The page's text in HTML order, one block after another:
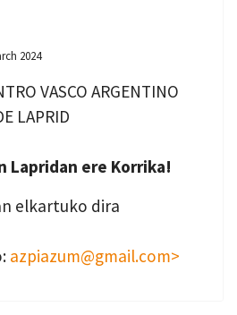
2024
VASCO ARGENTINO
LAPRID
Lapridan ere Korrika!
elkartuko dira
azpiazum@gmail.com>